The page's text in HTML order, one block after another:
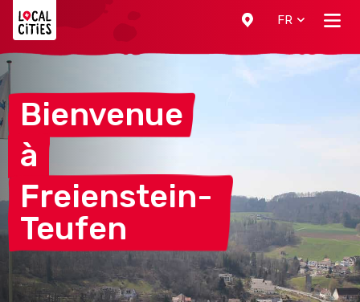
FR
Bienvenue
à
Freienstein-
Teufen